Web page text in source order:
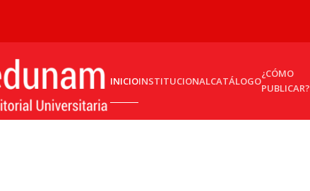
INICIOINSTITUCIONALCATÁLOGO
¿CÓMO
PUBLICAR?